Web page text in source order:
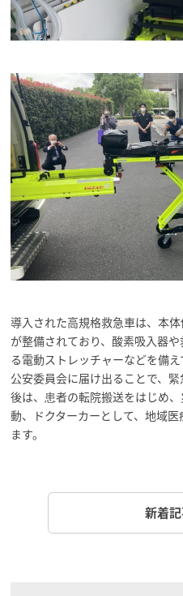
導入された高規格救急車は、本
が整備されており、酸素吸入器
る電動ストレッチャーなどを備
公安委員会に届け出ることで、
後は、患者の転院搬送をはじめ
動、ドクターカーとして、地域
ます。
新着